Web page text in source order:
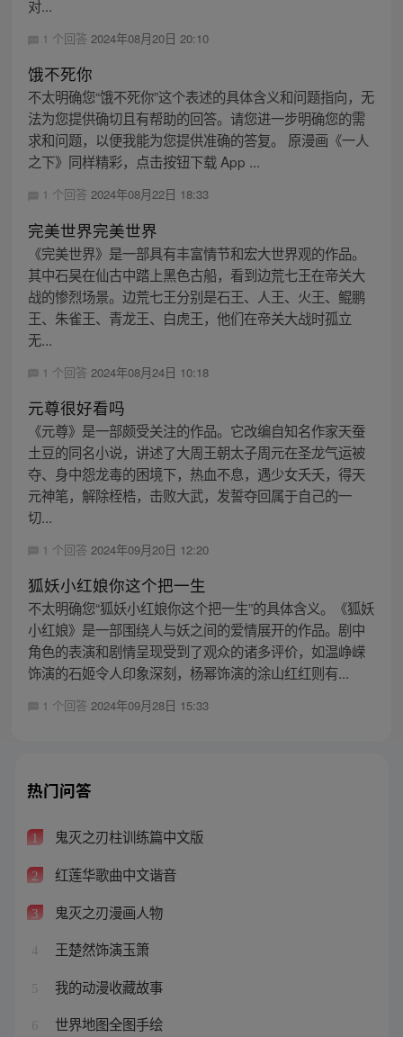
对...
1 个回答 2024年08月20日 20:10
饿不死你
不太明确您“饿不死你”这个表述的具体含义和问题指向，无
法为您提供确切且有帮助的回答。请您进一步明确您的需
求和问题，以便我能为您提供准确的答复。 原漫画《一人
之下》同样精彩，点击按钮下载 App ...
1 个回答 2024年08月22日 18:33
完美世界完美世界
《完美世界》是一部具有丰富情节和宏大世界观的作品。
其中石昊在仙古中踏上黑色古船，看到边荒七王在帝关大
战的惨烈场景。边荒七王分别是石王、人王、火王、鲲鹏
王、朱雀王、青龙王、白虎王，他们在帝关大战时孤立
无...
1 个回答 2024年08月24日 10:18
元尊很好看吗
《元尊》是一部颇受关注的作品。它改编自知名作家天蚕
土豆的同名小说，讲述了大周王朝太子周元在圣龙气运被
夺、身中怨龙毒的困境下，热血不息，遇少女夭夭，得天
元神笔，解除桎梏，击败大武，发誓夺回属于自己的一
切...
1 个回答 2024年09月20日 12:20
狐妖小红娘你这个把一生
不太明确您“狐妖小红娘你这个把一生”的具体含义。《狐妖
小红娘》是一部围绕人与妖之间的爱情展开的作品。剧中
角色的表演和剧情呈现受到了观众的诸多评价，如温峥嵘
饰演的石姬令人印象深刻，杨幂饰演的涂山红红则有...
1 个回答 2024年09月28日 15:33
热门问答
1 鬼灭之刃柱训练篇中文版
2 红莲华歌曲中文谐音
3 鬼灭之刃漫画人物
4 王楚然饰演玉箫
5 我的动漫收藏故事
6 世界地图全图手绘